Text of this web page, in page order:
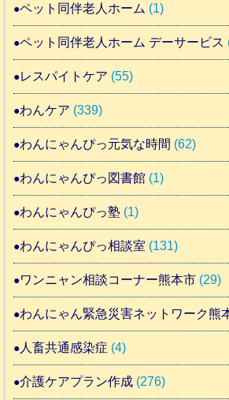
ペット同伴老人ホーム (1)
ペット同伴老人ホーム デーサービス
レスパイトケア (55)
わんケア (339)
わんにゃんぴっ元気な時間 (62)
わんにゃんぴっ図書館 (1)
わんにゃんぴっ塾 (1)
わんにゃんぴっ相談室 (131)
ワンニャン相談コーナー熊本市 (29)
わんにゃん緊急災害ネットワーク熊
人畜共通感染症 (4)
介護ケアプラン作成 (276)